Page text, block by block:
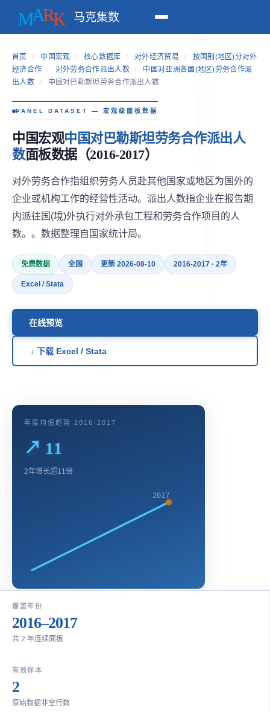
马克集数
首页 / 中国宏观 / 核心数据库 / 对外经济贸易 /
按国别(地区)分对外
经济合作 / 对外劳务合作派出人数 /
中国对亚洲各国(地区)劳务合作派
出人数 / 中国对巴勒斯坦劳务合作派出人数
PANEL DATASET — 宏观级面板数据
中国宏观中国对巴勒斯坦劳务合作派出人
数面板数据（2016-2017）
对外劳务合作指组织劳务人员赴其他国家或地区为国外的
企业或机构工作的经营性活动。派出人数指企业在报告期
内派往国(境)外执行对外承包工程和劳务合作项目的人
数。。数据整理自国家统计局。
免费数据 全国 更新 2026-08-10 2016-2017 · 2年
Excel / Stata
在线预览
↓ 下载 Excel / Stata
年度均值趋势 2016-2017
↗ 11
2年增长超11倍
2017
覆盖年份
2016–2017
共 2 年连续面板
有效样本
2
原始数据非空行数